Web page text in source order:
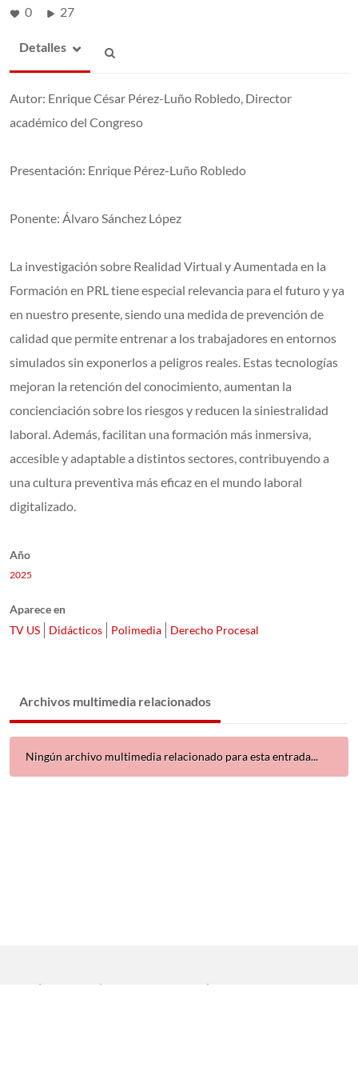
0 27
Detalles
Autor: Enrique César Pérez-Luño Robledo, Director
académico del Congreso
Presentación: Enrique Pérez-Luño Robledo
Ponente: Álvaro Sánchez López
La investigación sobre Realidad Virtual y Aumentada en la
Formación en PRL tiene especial relevancia para el futuro y ya
en nuestro presente, siendo una medida de prevención de
calidad que permite entrenar a los trabajadores en entornos
simulados sin exponerlos a peligros reales. Estas tecnologías
mejoran la retención del conocimiento, aumentan la
concienciación sobre los riesgos y reducen la siniestralidad
laboral. Además, facilitan una formación más inmersiva,
accesible y adaptable a distintos sectores, contribuyendo a
una cultura preventiva más eficaz en el mundo laboral
digitalizado.
Año
2025
Aparece en
TV US
Didácticos Polimedia Derecho Procesal
Archivos multimedia relacionados
Ningún archivo multimedia relacionado para esta entrada...
| | |